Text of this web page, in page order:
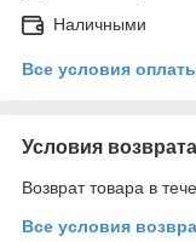
Наличными
Все условия
Условия возврата
Возврат товара в
Все условия